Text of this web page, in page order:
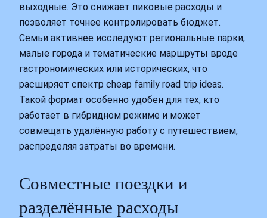
выходные. Это снижает пиковые расходы и
позволяет точнее контролировать бюджет.
Семьи активнее исследуют региональные парки,
малые города и тематические маршруты вроде
гастрономических или исторических, что
расширяет спектр cheap family road trip ideas.
Такой формат особенно удобен для тех, кто
работает в гибридном режиме и может
совмещать удалённую работу с путешествием,
распределяя затраты во времени.
Совместные поездки и
разделённые расходы